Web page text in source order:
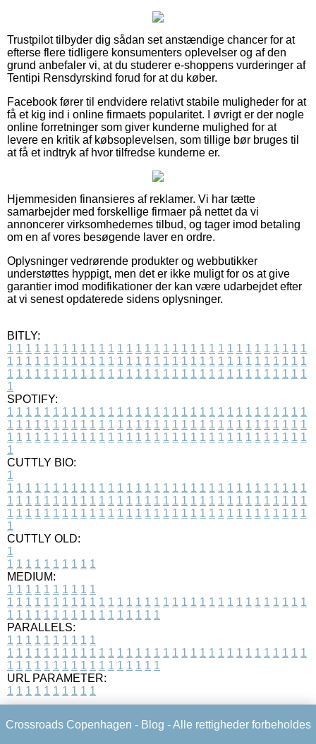
Trustpilot tilbyder dig sådan set anstændige chancer for at
efterse flere tidligere konsumenters oplevelser og af den
grund anbefaler vi, at du studerer e-shoppens vurderinger af
Tentipi Rensdyrskind forud for at du køber.
Facebook fører til endvidere relativt stabile muligheder for at
få et kig ind i online firmaets popularitet. I øvrigt er der nogle
online forretninger som giver kunderne mulighed for at
levere en kritik af købsoplevelsen, som tillige bør bruges til
at få et indtryk af hvor tilfredse kunderne er.
Hjemmesiden finansieres af reklamer. Vi har tætte
samarbejder med forskellige firmaer på nettet da vi
annoncerer virksomhedernes tilbud, og tager imod betaling
om en af vores besøgende laver en ordre.
Oplysninger vedrørende produkter og webbutikker
understøttes hyppigt, men det er ikke muligt for os at give
garantier imod modifikationer der kan være udarbejdet efter
at vi senest opdaterede sidens oplysninger.
BITLY:
1 1 1 1 1 1 1 1 1 1 1 1 1 1 1 1 1 1 1 1 1 1 1 1 1 1 1 1 1 1 1 1 1
1 1 1 1 1 1 1 1 1 1 1 1 1 1 1 1 1 1 1 1 1 1 1 1 1 1 1 1 1 1 1 1 1
1 1 1 1 1 1 1 1 1 1 1 1 1 1 1 1 1 1 1 1 1 1 1 1 1 1 1 1 1 1 1 1 1
1
SPOTIFY:
1 1 1 1 1 1 1 1 1 1 1 1 1 1 1 1 1 1 1 1 1 1 1 1 1 1 1 1 1 1 1 1 1
1 1 1 1 1 1 1 1 1 1 1 1 1 1 1 1 1 1 1 1 1 1 1 1 1 1 1 1 1 1 1 1 1
1 1 1 1 1 1 1 1 1 1 1 1 1 1 1 1 1 1 1 1 1 1 1 1 1 1 1 1 1 1 1 1 1
1
CUTTLY BIO:
1
1 1 1 1 1 1 1 1 1 1 1 1 1 1 1 1 1 1 1 1 1 1 1 1 1 1 1 1 1 1 1 1 1
1 1 1 1 1 1 1 1 1 1 1 1 1 1 1 1 1 1 1 1 1 1 1 1 1 1 1 1 1 1 1 1 1
1 1 1 1 1 1 1 1 1 1 1 1 1 1 1 1 1 1 1 1 1 1 1 1 1 1 1 1 1 1 1 1 1
1
CUTTLY OLD:
1
1 1 1 1 1 1 1 1 1 1
MEDIUM:
1 1 1 1 1 1 1 1 1 1
1 1 1 1 1 1 1 1 1 1 1 1 1 1 1 1 1 1 1 1 1 1 1 1 1 1 1 1 1 1 1 1 1
1 1 1 1 1 1 1 1 1 1 1 1 1 1 1 1 1
PARALLELS:
1 1 1 1 1 1 1 1 1 1
1 1 1 1 1 1 1 1 1 1 1 1 1 1 1 1 1 1 1 1 1 1 1 1 1 1 1 1 1 1 1 1 1
1 1 1 1 1 1 1 1 1 1 1 1 1 1 1 1 1
URL PARAMETER:
1 1 1 1 1 1 1 1 1 1
Crossroads Copenhagen - Blog - Alle rettigheder forbeholdes